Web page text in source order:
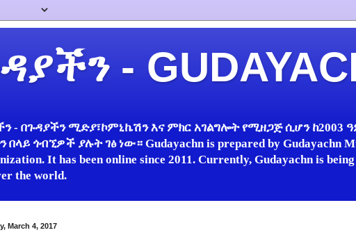
-
- በጉዳያችን ሚድያ፣ኮምኒኬሽን እና ምክር አገልግሎት የሚዘጋጅ ሲሆን ከ2003
በላይ ጎብኚዎች ያሉት ገፅ ነው። Gudayachn is prepared by Gudayachn
It has been online since 2011. Currently, Gudayachn is
the world.
March 4, 2017